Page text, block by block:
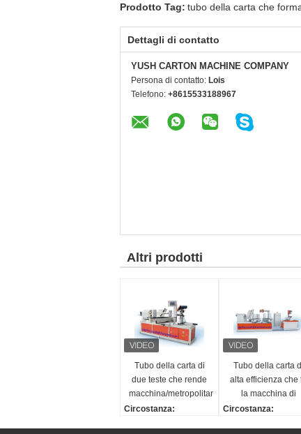
Prodotto Tag: tubo della carta che
Dettagli di contatto
YUSH CARTON MACHINE COMPANY
Persona di contatto: Lois
Telefono: +8615533188967
Altri prodotti
Tubo della carta di
due teste che rende
macchina/metropolitana
di carta automatica
Circostanza:
Tubo della carta
alta efficienza che
la macchina di
fabbricazione tubo
Circostanza: